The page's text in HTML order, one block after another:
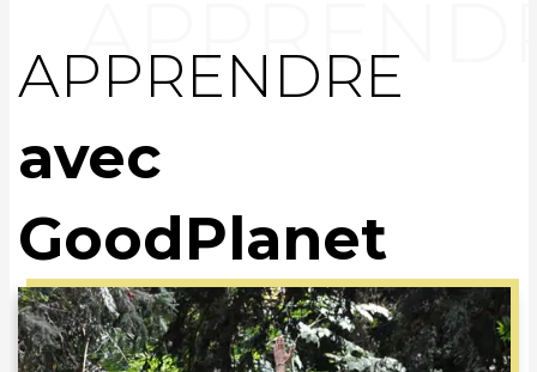
APPRENDRE
avec
GoodPlanet